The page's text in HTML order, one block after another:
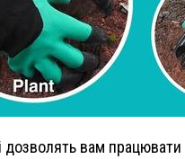
дозволять вам